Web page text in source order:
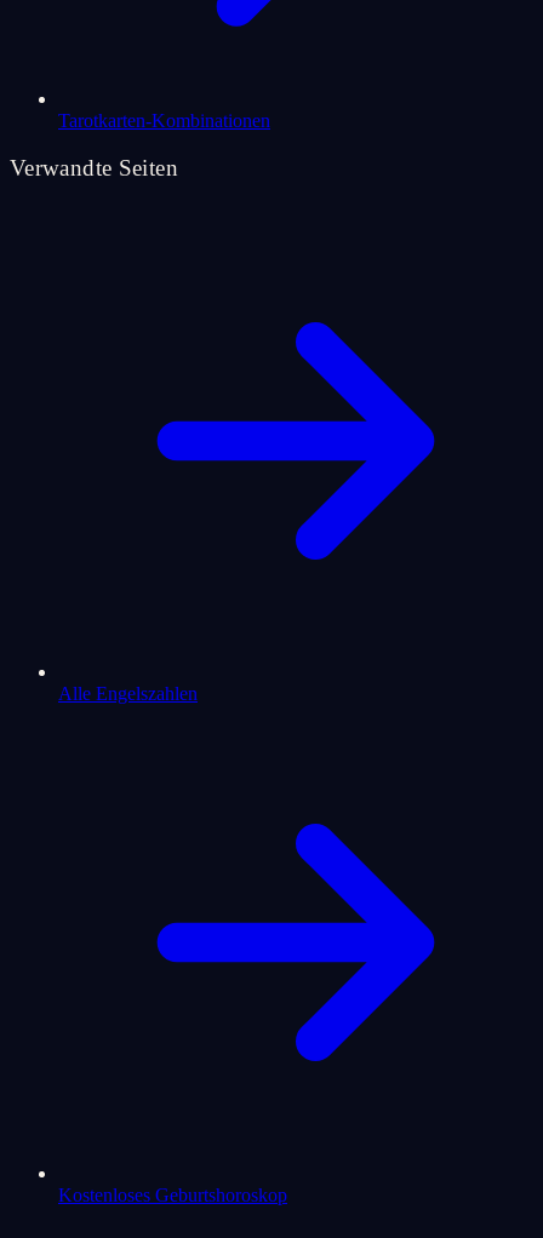
Tarotkarten-Kombinationen
Verwandte Seiten
Alle Engelszahlen
Kostenloses Geburtshoroskop